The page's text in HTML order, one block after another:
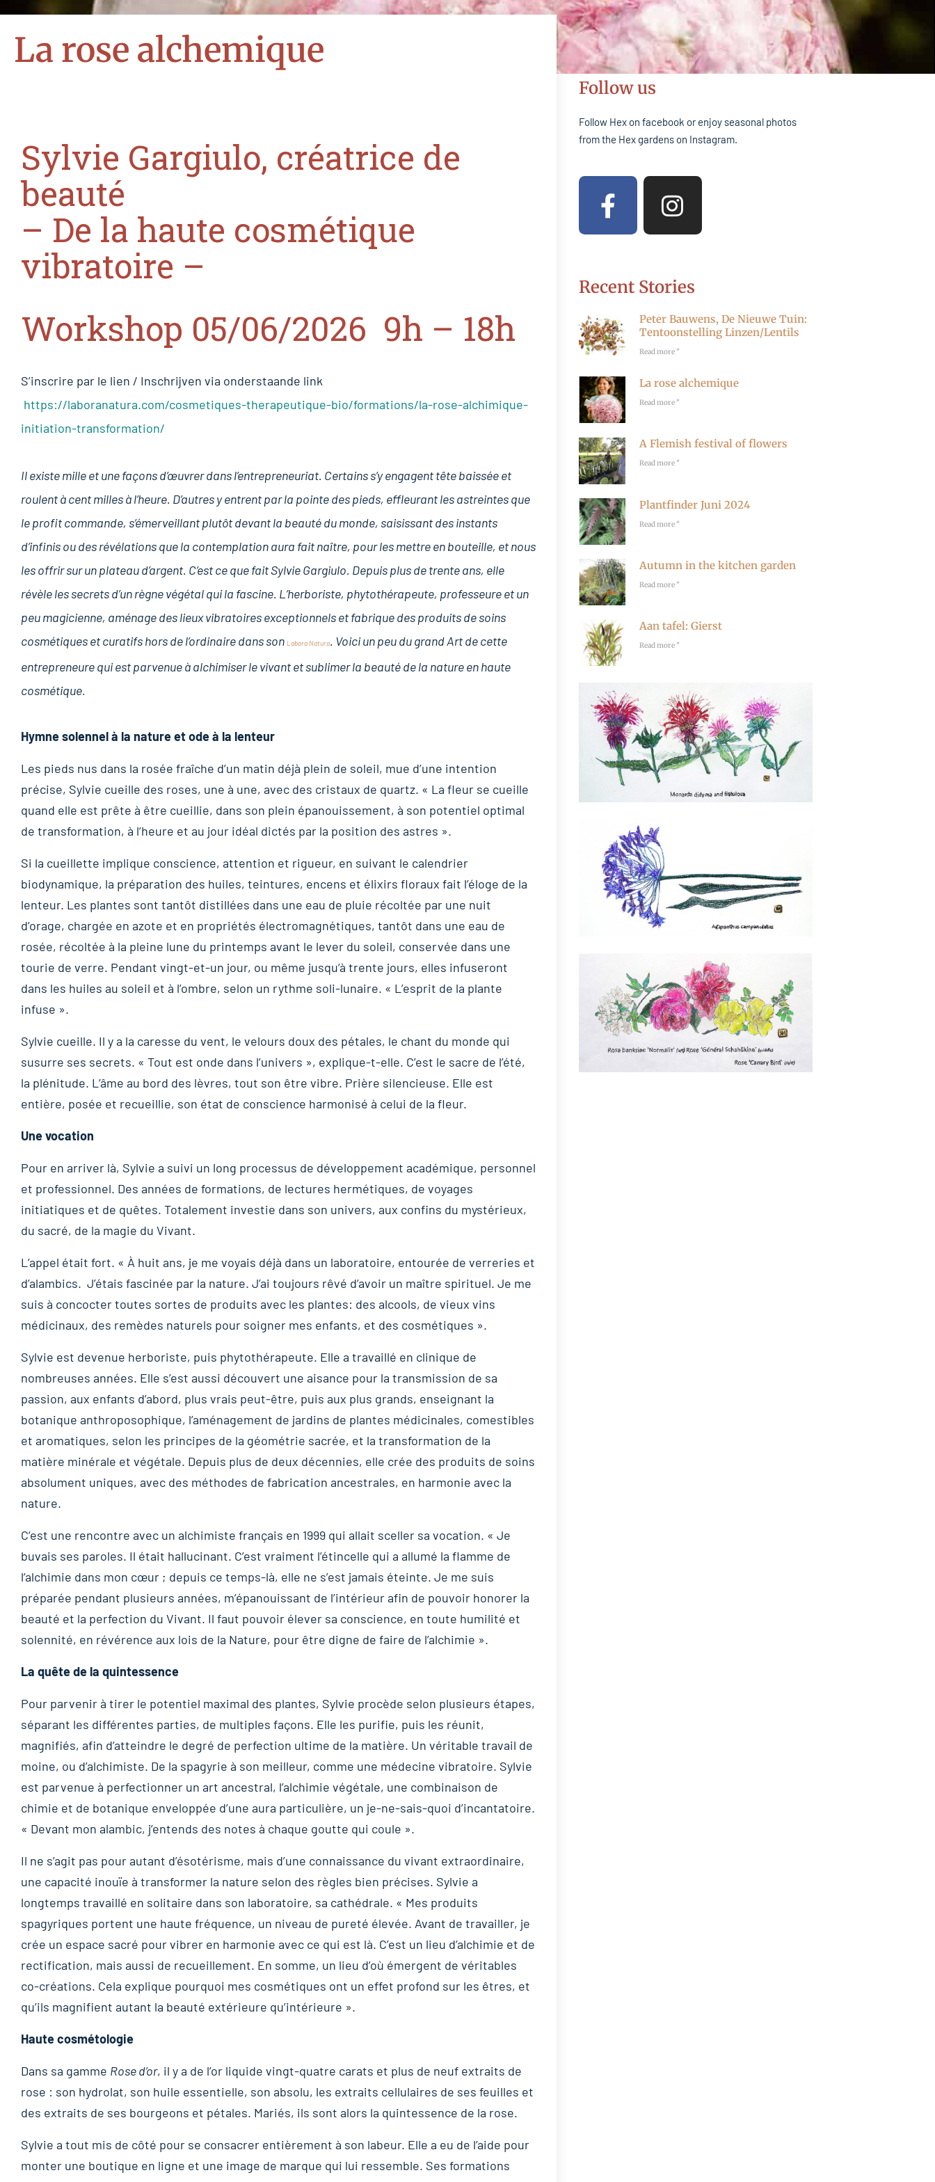
La rose alchemique
Sylvie Gargiulo, créatrice de
beauté
– De la haute cosmétique
vibratoire –
Workshop 05/06/2026 9h – 18h
S’inscrire par le lien / Inschrijven via onderstaande link
https://laboranatura.com/cosmetiques-therapeutique-bio/formations/la-rose-alchimique-
initiation-transformation/
Il existe mille et une façons d’œuvrer dans l’entrepreneuriat. Certains s’y engagent tête baissée et
roulent à cent milles à l’heure. D’autres y entrent par la pointe des pieds, effleurant les astreintes que
le profit commande, s’émerveillant plutôt devant la beauté du monde, saisissant des instants
d’infinis ou des révélations que la contemplation aura fait naître, pour les mettre en bouteille, et nous
les offrir sur un plateau d’argent. C’est ce que fait Sylvie Gargiulo. Depuis plus de trente ans, elle
révèle les secrets d’un règne végétal qui la fascine. L’herboriste, phytothérapeute, professeure et un
peu magicienne, aménage des lieux vibratoires exceptionnels et fabrique des produits de soins
cosmétiques et curatifs hors de l’ordinaire dans son Labora Natura. Voici un peu du grand Art de cette
entrepreneure qui est parvenue à alchimiser le vivant et sublimer la beauté de la nature en haute
cosmétique.
Hymne solennel à la nature et ode à la lenteur
Les pieds nus dans la rosée fraîche d’un matin déjà plein de soleil, mue d’une intention
précise, Sylvie cueille des roses, une à une, avec des cristaux de quartz. « La fleur se cueille
quand elle est prête à être cueillie, dans son plein épanouissement, à son potentiel optimal
de transformation, à l’heure et au jour idéal dictés par la position des astres ».
Si la cueillette implique conscience, attention et rigueur, en suivant le calendrier
biodynamique, la préparation des huiles, teintures, encens et élixirs floraux fait l’éloge de la
lenteur. Les plantes sont tantôt distillées dans une eau de pluie récoltée par une nuit
d’orage, chargée en azote et en propriétés électromagnétiques, tantôt dans une eau de
rosée, récoltée à la pleine lune du printemps avant le lever du soleil, conservée dans une
tourie de verre. Pendant vingt-et-un jour, ou même jusqu’à trente jours, elles infuseront
dans les huiles au soleil et à l’ombre, selon un rythme soli-lunaire. « L’esprit de la plante
infuse ».
Sylvie cueille. Il y a la caresse du vent, le velours doux des pétales, le chant du monde qui
susurre ses secrets. « Tout est onde dans l’univers », explique-t-elle. C’est le sacre de l’été,
la plénitude. L’âme au bord des lèvres, tout son être vibre. Prière silencieuse. Elle est
entière, posée et recueillie, son état de conscience harmonisé à celui de la fleur.
Une vocation
Pour en arriver là, Sylvie a suivi un long processus de développement académique, personnel
et professionnel. Des années de formations, de lectures hermétiques, de voyages
initiatiques et de quêtes. Totalement investie dans son univers, aux confins du mystérieux,
du sacré, de la magie du Vivant.
L’appel était fort. « À huit ans, je me voyais déjà dans un laboratoire, entourée de verreries et
d’alambics. J’étais fascinée par la nature. J’ai toujours rêvé d’avoir un maître spirituel. Je me
suis à concocter toutes sortes de produits avec les plantes: des alcools, de vieux vins
médicinaux, des remèdes naturels pour soigner mes enfants, et des cosmétiques ».
Sylvie est devenue herboriste, puis phytothérapeute. Elle a travaillé en clinique de
nombreuses années. Elle s’est aussi découvert une aisance pour la transmission de sa
passion, aux enfants d’abord, plus vrais peut-être, puis aux plus grands, enseignant la
botanique anthroposophique, l’aménagement de jardins de plantes médicinales, comestibles
et aromatiques, selon les principes de la géométrie sacrée, et la transformation de la
matière minérale et végétale. Depuis plus de deux décennies, elle crée des produits de soins
absolument uniques, avec des méthodes de fabrication ancestrales, en harmonie avec la
nature.
C’est une rencontre avec un alchimiste français en 1999 qui allait sceller sa vocation. « Je
buvais ses paroles. Il était hallucinant. C’est vraiment l’étincelle qui a allumé la flamme de
l’alchimie dans mon cœur ; depuis ce temps-là, elle ne s’est jamais éteinte. Je me suis
préparée pendant plusieurs années, m’épanouissant de l’intérieur afin de pouvoir honorer la
beauté et la perfection du Vivant. Il faut pouvoir élever sa conscience, en toute humilité et
solennité, en révérence aux lois de la Nature, pour être digne de faire de l’alchimie ».
La quête de la quintessence
Pour parvenir à tirer le potentiel maximal des plantes, Sylvie procède selon plusieurs étapes,
séparant les différentes parties, de multiples façons. Elle les purifie, puis les réunit,
magnifiés, afin d’atteindre le degré de perfection ultime de la matière. Un véritable travail de
moine, ou d’alchimiste. De la spagyrie à son meilleur, comme une médecine vibratoire. Sylvie
est parvenue à perfectionner un art ancestral, l’alchimie végétale, une combinaison de
chimie et de botanique enveloppée d’une aura particulière, un je-ne-sais-quoi d’incantatoire.
« Devant mon alambic, j’entends des notes à chaque goutte qui coule ».
Il ne s’agit pas pour autant d’ésotérisme, mais d’une connaissance du vivant extraordinaire,
une capacité inouïe à transformer la nature selon des règles bien précises. Sylvie a
longtemps travaillé en solitaire dans son laboratoire, sa cathédrale. « Mes produits
spagyriques portent une haute fréquence, un niveau de pureté élevée. Avant de travailler, je
crée un espace sacré pour vibrer en harmonie avec ce qui est là. C’est un lieu d’alchimie et de
rectification, mais aussi de recueillement. En somme, un lieu d’où émergent de véritables
co-créations. Cela explique pourquoi mes cosmétiques ont un effet profond sur les êtres, et
qu’ils magnifient autant la beauté extérieure qu’intérieure ».
Haute cosmétologie
Dans sa gamme Rose d’or, il y a de l’or liquide vingt-quatre carats et plus de neuf extraits de
rose : son hydrolat, son huile essentielle, son absolu, les extraits cellulaires de ses feuilles et
des extraits de ses bourgeons et pétales. Mariés, ils sont alors la quintessence de la rose.
Sylvie a tout mis de côté pour se consacrer entièrement à son labeur. Elle a eu de l’aide pour
monter une boutique en ligne et une image de marque qui lui ressemble. Ses formations
Follow us
Follow Hex on facebook or enjoy seasonal photos
from the Hex gardens on Instagram.
F
a
c
b
o
k
I
n
s
a
g
r
a
m
Recent Stories
Peter Bauwens, De Nieuwe Tuin:
Tentoonstelling Linzen/Lentils
Read more "
La rose alchemique
Read more "
A Flemish festival of flowers
Read more "
Plantfinder Juni 2024
Read more "
Autumn in the kitchen garden
Read more "
Aan tafel: Gierst
Read more "